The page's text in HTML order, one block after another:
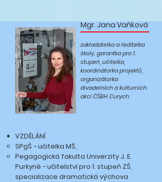
Mgr. Jana Vaňková
zakladatelka a ředitelka
školy, garantka pro 1.
stupeň, učitelka,
koordinátorka projektů,
organizátorka
divadelních a kulturních
akcí ČŠBH Curych
VZDĚLÁNÍ
SPgŠ -učitelka MŠ,
Pegagogická fakulta Univerzity J. E.
Purkyně -učitelství pro 1. stupeň ZŠ,
specializace dramatická výchova